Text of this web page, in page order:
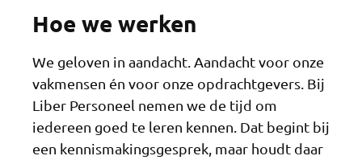
Hoe we werken
We geloven in aandacht. Aandacht voor onze
vakmensen én voor onze opdrachtgevers. Bij
Liber Personeel nemen we de tijd om
iedereen goed te leren kennen. Dat begint bij
een kennismakingsgesprek, maar houdt daar